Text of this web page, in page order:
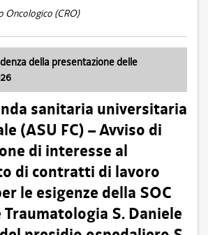
Oncologico (CRO)
della presentazione delle
sanitaria universitaria
(ASU FC) – Avviso di
di interesse al
di contratti di lavoro
le esigenze della SOC
S. Daniele